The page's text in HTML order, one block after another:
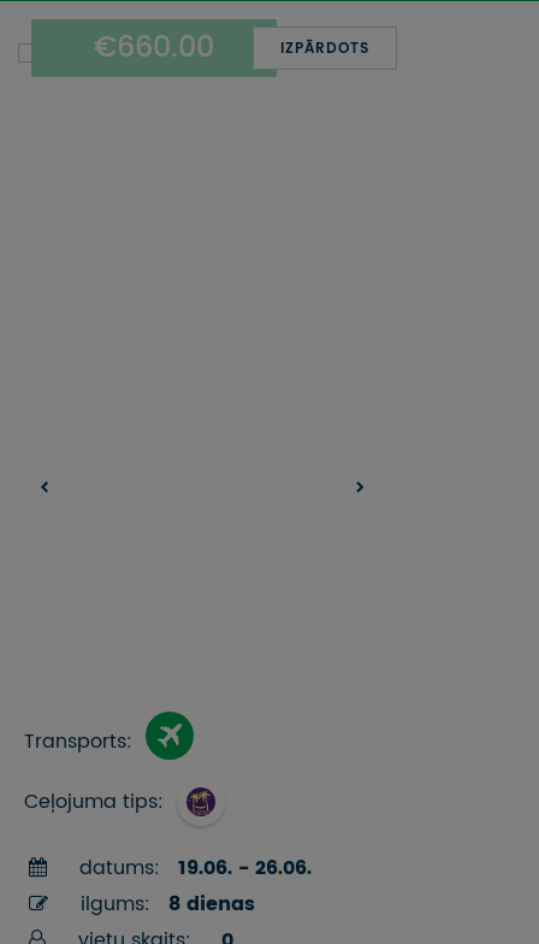
UZŅEMOŠAIS TŪRISMS
IMPRO KONKURSI
€660.00 IZPĀRDOTS
Transports:
Ceļojuma tips:
datums:
19.06. - 26.06.
ilgums:
8 dienas